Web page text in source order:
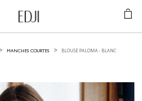
MANCHES COURTES BLOUSE PALOMA - BLANC